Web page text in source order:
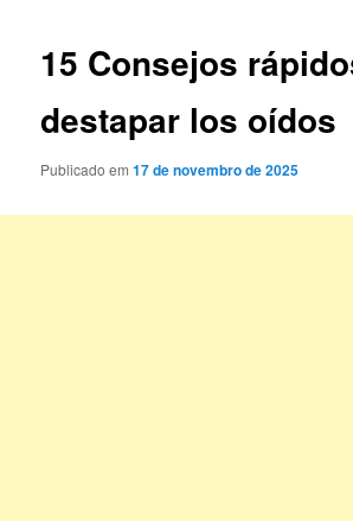
15 Consejos
destapar los oídos
Publicado em17 de novembro de 2025